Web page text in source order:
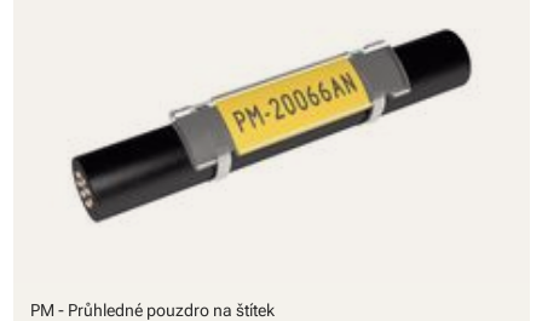
PM - Průhledné pouzdro na štítek